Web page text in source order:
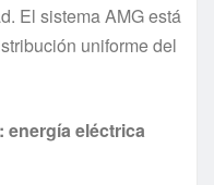
El sistema AMG está
uniforme del
energía eléctrica